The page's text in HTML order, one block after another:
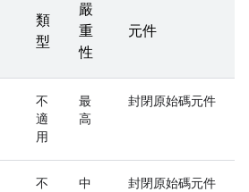
類
型
嚴
重
性
元件
不
適
用
最
高
封閉原始碼元件
不
中 封閉原始碼元件